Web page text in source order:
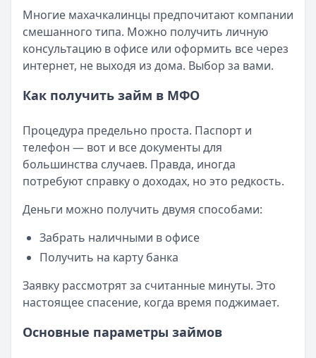
Смс о «одобренном займе» от Bigmani Ru: как
Пришло СМС об одобрении займа от Bigmani
23 ноября 2025 г.
Категория:
МФО
Читать новость
Все новости
Многие махачкалинцы предпочитают компании
смешанного типа. Можно получить личную
консультацию в офисе или оформить все через
интернет, не выходя из дома. Выбор за вами.
Как получить займ в МФО
Процедура предельно проста. Паспорт и
телефон — вот и все документы для
большинства случаев. Правда, иногда
потребуют справку о доходах, но это редкость.
Деньги можно получить двумя способами:
Забрать наличными в офисе
Получить на карту банка
Заявку рассмотрят за считанные минуты. Это
настоящее спасение, когда время поджимает.
Основные параметры займов